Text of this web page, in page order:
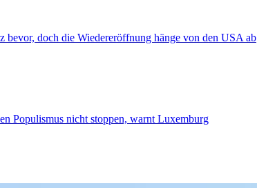
doch die Wiedereröffnung hänge von den USA ab
Populismus nicht stoppen, warnt Luxemburg